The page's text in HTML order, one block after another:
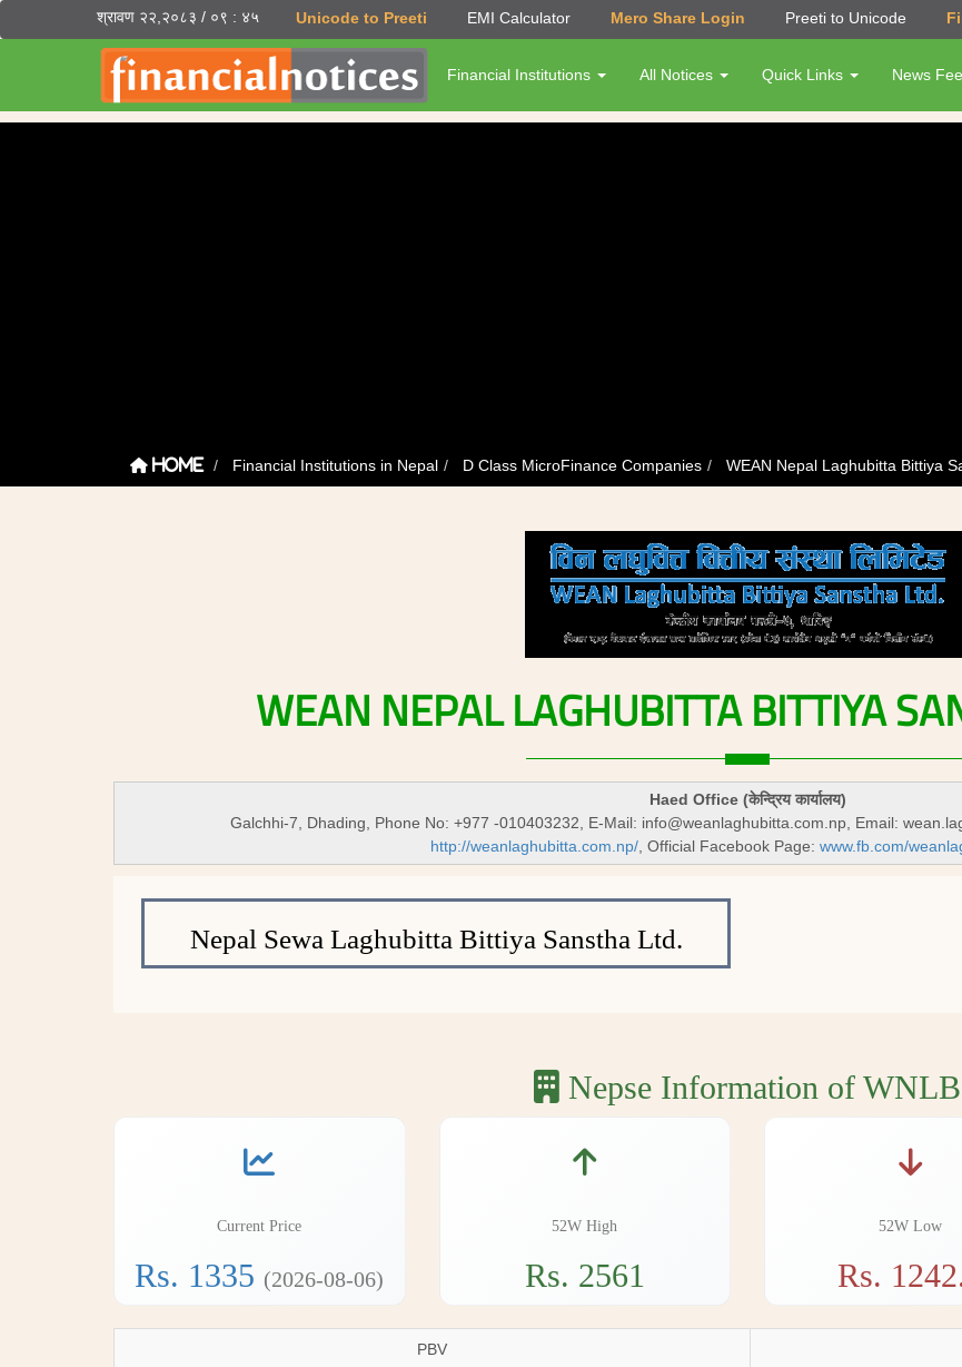
श्रावण २२,२०८३ / ०९ : ४५ Unicode to Preeti EMI Calculator Mero Share Login Preeti to Unicode
Financial Institutions All Notices Quick Links News
Home Financial Institutions in Nepal D Class MicroFinance Companies WEAN Nepal Laghubitta Bittiya
WEAN NEPALLAGHUBITTABITTIYA
Haed Office (केन्द्रिय कार्यालय)
Galchhi-7, Dhading, Phone No: +977 -010403232, E-Mail: info@weanlaghubitta.com.np , Email:
http://weanlaghubitta.com.np/ , Official Facebook Page: www.fb.com/
Nepal Sewa Laghubitta Bittiya Sanstha Ltd.
Nepse Information of WNLB
Current Price
Rs. 1335 (2026-08-06)
52W High
Rs. 2561
52W Low
Rs.
PBV